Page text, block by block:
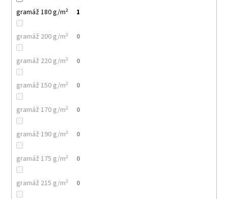
gramáž 180 g/m² 1
gramáž 200 g/m² 0
gramáž 220 g/m² 0
gramáž 150 g/m² 0
gramáž 170 g/m² 0
gramáž 190 g/m² 0
gramáž 175 g/m² 0
gramáž 215 g/m² 0
D
m
MALFINI
BASIC
129